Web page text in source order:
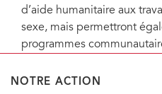
d’aide humanitaire aux
sexe, mais permettront
programmes
NOTRE ACTION